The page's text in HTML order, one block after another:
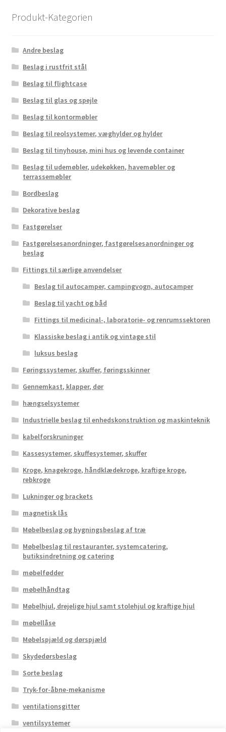
Produkt-Kategorien
Andre beslag
Beslag i rustfrit stål
Beslag til flightcase
Beslag til glas og spejle
Beslag til kontormøbler
Beslag til reolsystemer, væghylder og hylder
Beslag til tinyhouse, mini hus og levende container
Beslag til udemøbler, udekøkken, havemøbler og
terrassemøbler
Bordbeslag
Dekorative beslag
Fastgørelser
Fastgørelsesanordninger, fastgørelsesanordninger og
beslag
Fittings til særlige anvendelser
Beslag til autocamper, campingvogn, autocamper
Beslag til yacht og båd
Fittings til medicinal-, laboratorie- og renrumssektoren
Klassiske beslag i antik og vintage stil
luksus beslag
Føringssystemer, skuffer, føringsskinner
Gennemkast, klapper, dør
hængselsystemer
Industrielle beslag til enhedskonstruktion og maskinteknik
kabelforskruninger
Kassesystemer, skuffesystemer, skuffer
Kroge, knagekroge, håndklædekroge, kraftige kroge,
rebkroge
Lukninger og brackets
magnetisk lås
Møbelbeslag og bygningsbeslag af træ
Møbelbeslag til restauranter, systemcatering,
butiksindretning og catering
møbelfødder
møbelhåndtag
Møbelhjul, drejelige hjul samt stolehjul og kraftige hjul
møbellåse
Møbelspjæld og dørspjæld
Skydedørsbeslag
Sorte beslag
Tryk-for-åbne-mekanisme
ventilationsgitter
ventilsystemer